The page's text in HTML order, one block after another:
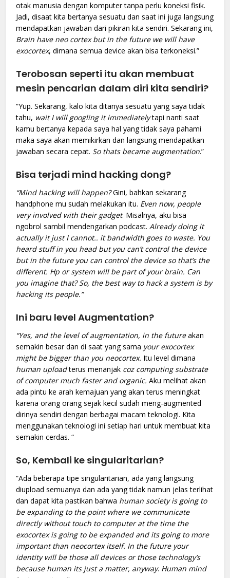
otak manusia dengan komputer tanpa perlu koneksi fisik.
Jadi, disaat kita bertanya sesuatu dan saat ini juga langsung
mendapatkan jawaban dari pikiran kita sendiri. Sekarang ini,
Brain have neo cortex but in the future we will have
exocortex, dimana semua device akan bisa terkoneksi.”
Terobosan seperti itu akan membuat
mesin pencarian dalam diri kita sendiri?
“Yup. Sekarang, kalo kita ditanya sesuatu yang saya tidak
tahu, wait I will googling it immediatelytapi nanti saat
kamu bertanya kepada saya hal yang tidak saya pahami
maka saya akan memikirkan dan langsung mendapatkan
jawaban secara cepat. So thats became augmentation.”
Bisa terjadi mind hacking dong?
“Mind hacking will happen?Gini,bahkan sekarang
handphone mu sudah melakukan itu. Even now, people
very involved with their gadget. Misalnya, aku bisa
ngobrol sambil mendengarkan podcast.Already doing it
actually it just I cannot.. it bandwidth goes to waste. You
heard stuff in you head but you can’t control the device
but in the future you can control the device so that’s the
different. Hp or system will be part of your brain. Can
you imagine that? So, the best way to hack a system is by
hacking its people.”
Ini baru level Augmentation?
“Yes, and the level of augmentation, in the futureakan
semakin besar dan di saat yang sama your exocortex
might be bigger than you neocortex. Itu level dimana
human uploadterus menanjak coz computing substrate
of computer much faster and organic.Aku melihat akan
ada pintu ke arah kemajuan yang akan terus meningkat
karena orang orang sejak kecil sudah meng-augmented
dirinya sendiri dengan berbagai macam teknologi. Kita
menggunakan teknologi ini setiap hari untuk membuat kita
semakin cerdas. “
So, Kembali ke singularitarian?
“Ada beberapa tipe singularitarian, ada yang langsung
diupload semuanya dan ada yang tidak namun jelas terlihat
dan dapat kita pastikan bahwa human society is going to
be expanding to the point where we communicate
directly without touch to computer at the time the
exocortex is going to be expanded and its going to more
important than neocortex itself. In the future your
identity will be those all devices or those technology’s
because human its just a matter, anyway. Human mind